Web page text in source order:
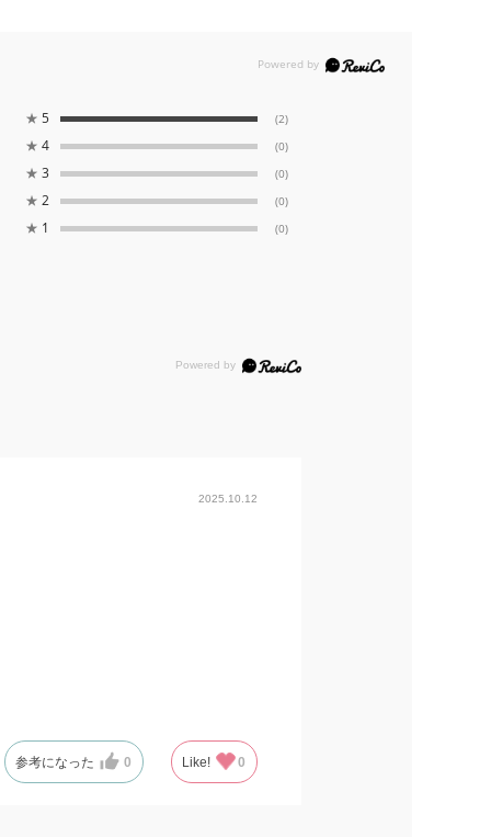
★ 5 (2)
★ 4 (0)
★ 3 (0)
★ 2 (0)
★ 1 (0)
2025.10.12
参考になった 0 Like! 0